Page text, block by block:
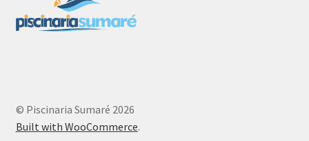
© Piscinaria Sumaré 2026
Built with WooCommerce.